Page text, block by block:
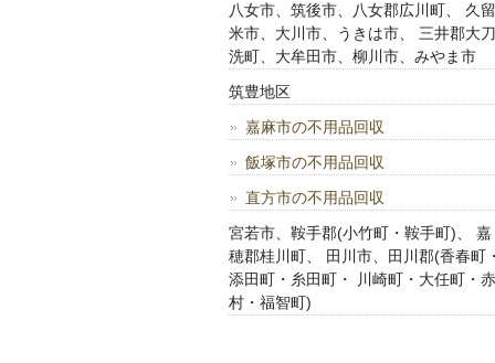
八女市、筑後市、八女郡広川町、 久留
米市、大川市、うきは市、 三井郡大刀
洗町、大牟田市、柳川市、みやま市
筑豊地区
嘉麻市の不用品回収
飯塚市の不用品回収
直方市の不用品回収
宮若市、鞍手郡(小竹町・鞍手町)、 嘉
穂郡桂川町、 田川市、田川郡(香春町・
添田町・糸田町・ 川崎町・大任町・赤
村・福智町)